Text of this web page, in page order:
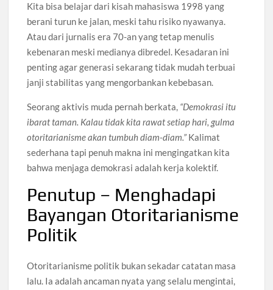
Kita bisa belajar dari kisah mahasiswa 1998 yang
berani turun ke jalan, meski tahu risiko nyawanya.
Atau dari jurnalis era 70-an yang tetap menulis
kebenaran meski medianya dibredel. Kesadaran ini
penting agar generasi sekarang tidak mudah terbuai
janji stabilitas yang mengorbankan kebebasan.
Seorang aktivis muda pernah berkata, “Demokrasi itu
ibarat taman. Kalau tidak kita rawat setiap hari, gulma
otoritarianisme akan tumbuh diam-diam.” Kalimat
sederhana tapi penuh makna ini mengingatkan kita
bahwa menjaga demokrasi adalah kerja kolektif.
Penutup – Menghadapi
Bayangan Otoritarianisme
Politik
Otoritarianisme politik bukan sekadar catatan masa
lalu. Ia adalah ancaman nyata yang selalu mengintai,